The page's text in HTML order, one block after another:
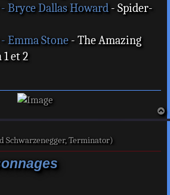
Bryce Dallas Howard- Spider-
Emma Stone- The Amazing
et 2
a
Schwarzenegger, Terminator)